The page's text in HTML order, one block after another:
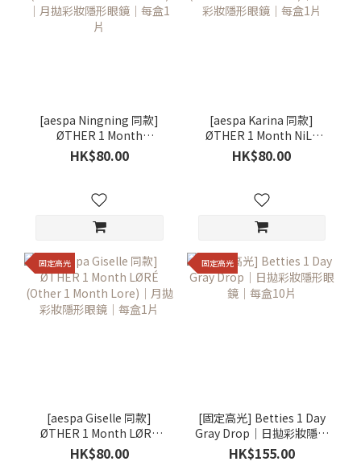
[aespa Ningning 同款]
ØTHER 1 Month
GØDLESS (Other 1
Month GODLESS)｜月拋
HK$80.00
[aespa Karina 同款]
ØTHER 1 Month NiLL
(Other 1 Month NiLL)｜
月拋彩妝隱形眼鏡｜每盒1
HK$80.00
固定高光
[aespa Giselle 同款]
ØTHER 1 Month LØRÉ
(Other 1 Month Lore)｜
月拋彩妝隱形眼鏡｜每盒1
HK$80.00
固定高光
[固定高光] Betties 1 Day
Gray Drop｜日拋彩妝隱形
眼鏡｜每盒10片
HK$155.00